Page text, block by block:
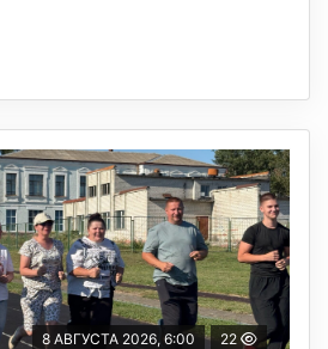
8 АВГУСТА 2026, 6:00 22